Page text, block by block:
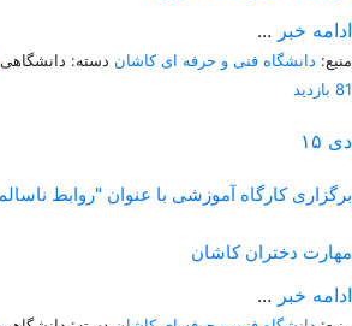
... ادامه خبر
منبع: دانشگاه فنی و حرفه ای کاشان دسته: دانشگاهی
81 بازدید
۱۵ دی
برگزاری کارگاه آموزشی با عنوان "روابط
مهارت دختران کاشان
... ادامه خبر